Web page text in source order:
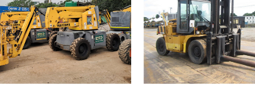
hơn, không cần thay dầu máy thường xuyên, giúp
xác và khung gầm chắc chắn, đảm bảo an toàn cho